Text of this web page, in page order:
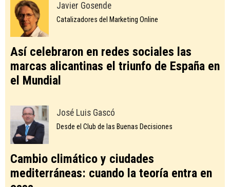
Javier Gosende
Catalizadores del Marketing Online
Así celebraron en redes sociales las
marcas alicantinas el triunfo de España en
el Mundial
José Luis Gascó
Desde el Club de las Buenas Decisiones
Cambio climático y ciudades
mediterráneas: cuando la teoría entra en